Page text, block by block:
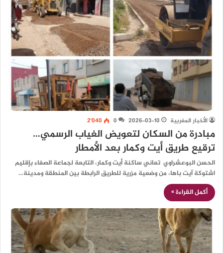
الأخبار المغربية 2026-03-10
0 2٬040
مبادرة من السكان لتعويض الغياب الرسمي…
ترقيع طريق أيت وكمار بعد الأمطار
الحسن البوعشراوي تعاني ساكنة أيت وكمار، التابعة لجماعة الصفاء بإقليم
اشتوكة آيت باها، من وضعية مزرية للطريق الرابطة بين المنطقة ومدينة…
أكمل القراءة »